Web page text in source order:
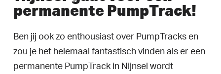
permanente PumpTrack!
Ben jij ook zo enthousiast over PumpTracks en
zou je het helemaal fantastisch vinden als er een
permanente PumpTrack in Nijnsel wordt